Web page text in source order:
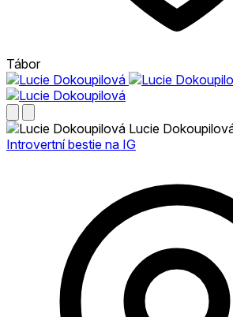
Tábor
Lucie
Introvertní bestie na IG